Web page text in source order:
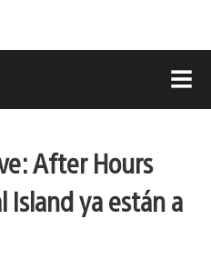
After Hours
Island ya están a